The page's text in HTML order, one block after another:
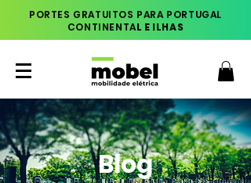
PORTES GRATUITOS PARA PORTUGAL
CONTINENTAL E ILHAS
Blog